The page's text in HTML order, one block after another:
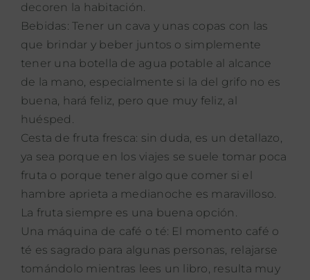
decoren la habitación.
Bebidas: Tener un cava y unas copas con las
que brindar y beber juntos o simplemente
tener una botella de agua potable al alcance
de la mano, especialmente si la del grifo no es
buena, hará feliz, pero que muy feliz, al
huésped.
Cesta de fruta fresca: sin duda, es un detallazo,
ya sea porque en los viajes se suele tomar poca
fruta o porque tener algo que comer si el
hambre aprieta a medianoche es maravilloso.
La fruta siempre es una buena opción.
Una máquina de café o té: El momento café o
té es sagrado para algunas personas, relajarse
tomándolo mientras lees un libro, resulta muy